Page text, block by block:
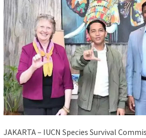
JAKARTA – IUCN Species Survival